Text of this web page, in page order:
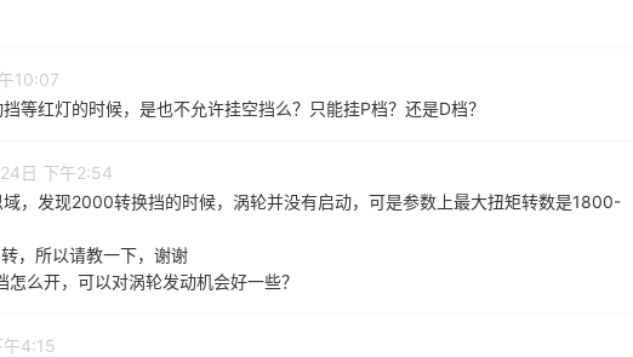
10:07
等红灯的时候，是也不允许挂空挡么？只能挂P档？还是D档？
日 下午2:54
，发现2000转换挡的时候，涡轮并没有启动，可是参数上最大扭矩转数是1800-
，所以请教一下，谢谢
么开，可以对涡轮发动机会好一些？
4:15